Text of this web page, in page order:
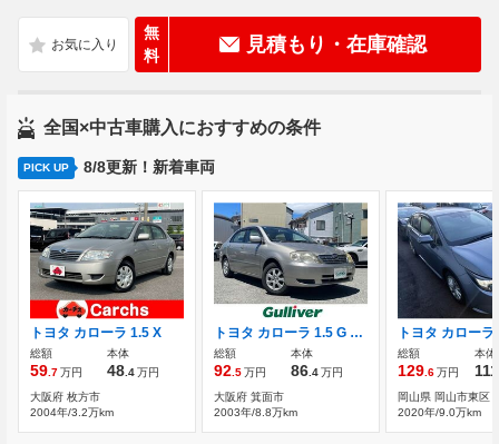
無
料
見積もり・在庫確認
全国×中古車購入におすすめの条件
PICK UP 8/8更新！新着車両
トヨタ カローラ 1.5 X
総額
59 .7万円
本体
48 .4万円
大阪府 枚方市
2004年/3.2万km
トヨタ カローラ 1.5 G ワンオーナー 純正ナビ(16083) CD AM/FM
総額
92 .5万円
本体
86 .4万円
大阪府 箕面市
2003年/8.8万km
総額
129 .6万円
本体
111
岡山県 岡山市東区
2020年/9.0万km